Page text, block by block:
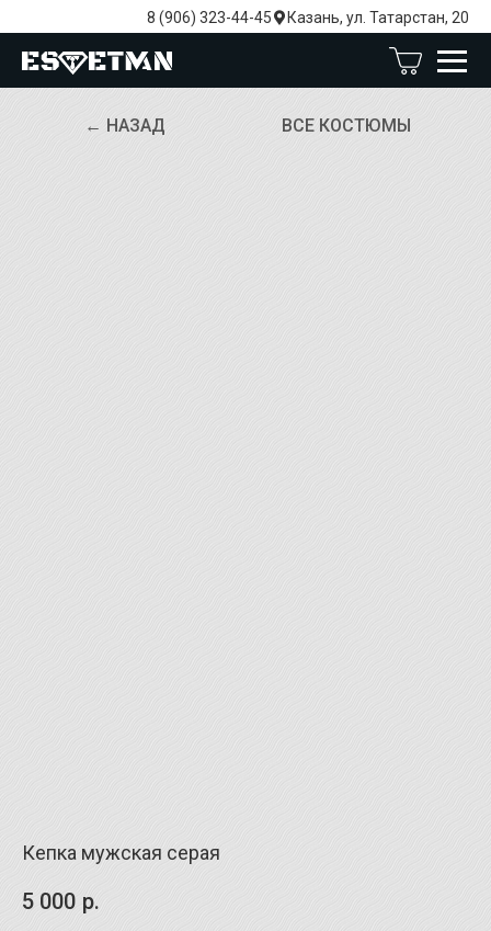
8 (906) 323-44-45 Казань, ул. Татарстан, 20
ВСЕ КОСТЮМЫ
← НАЗАД
Кепка мужская серая
5 000 р.